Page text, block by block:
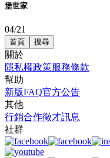
堡世家
04/21
首頁 搜尋
關於
隱私權政策服務條款
幫助
新版FAQ官方公告
其他
行銷合作徵才訊息
社群